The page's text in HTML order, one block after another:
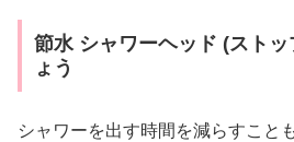
節水 シャワーヘッド (スト
ょう
シャワーを出す時間を減らすこと